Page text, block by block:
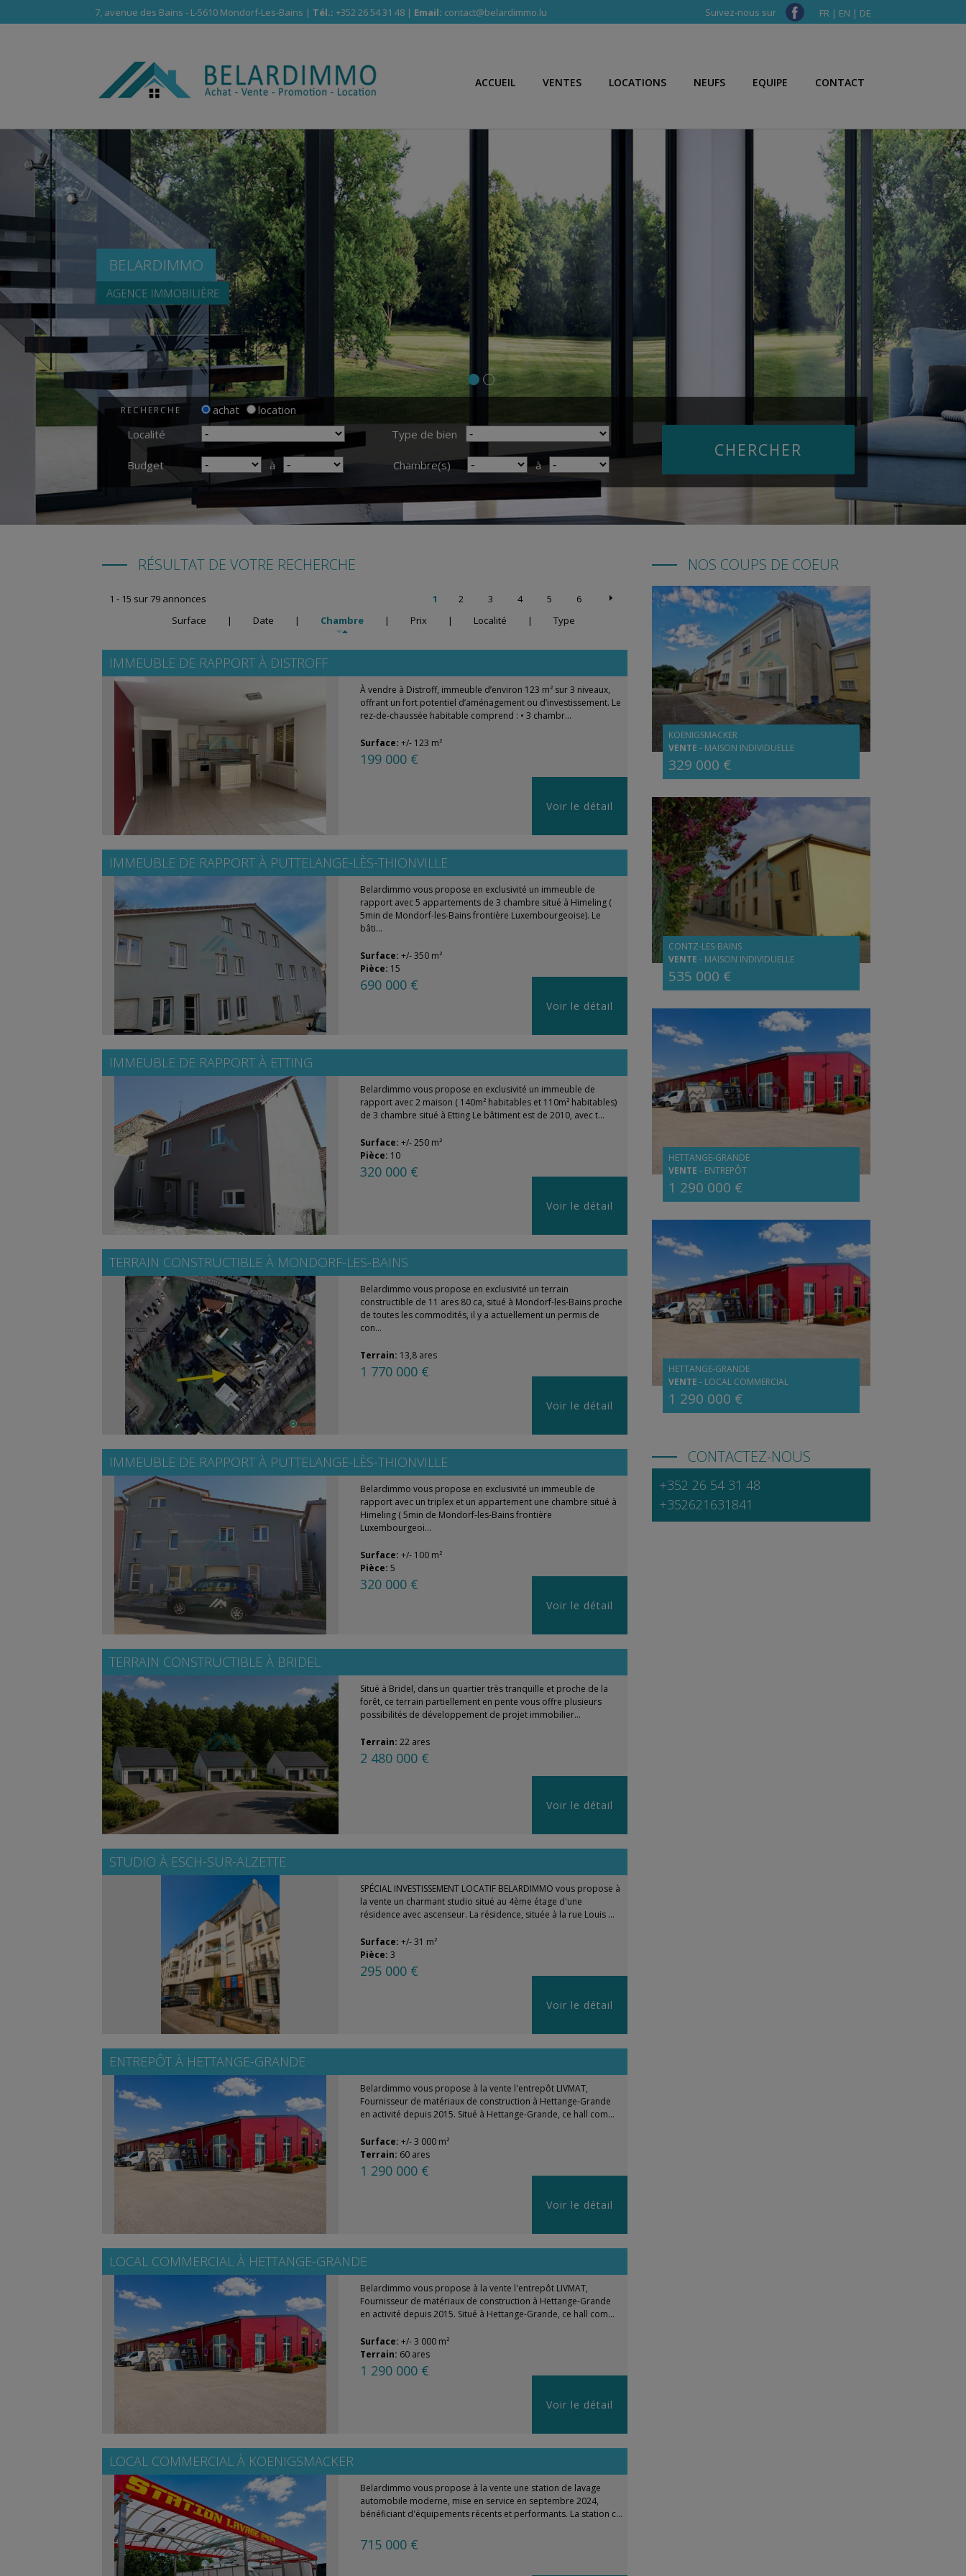
7, avenue des Bains - L-5610 Mondorf-Les-Bains | Tél.: +352 26 54 31 48 | Email: contact@belardimmo.lu Suivez-nous sur FR | EN | DE
ACCUEIL VENTES LOCATIONS NEUFS EQUIPE CONTACT
BELARDIMMO
AGENCE IMMOBILIÈRE
RECHERCHE achat
location
Localité
Type de bien
Budget à Chambre(s) à
RÉSULTAT DE VOTRE RECHERCHE
1 - 15 sur 79 annonces 1 2 3 4 5
6
Surface
| Date | Chambre | Prix | Localité | Type
IMMEUBLE DE RAPPORT À DISTROFF
À vendre à Distroff, immeuble d’environ 123 m² sur 3 niveaux,
offrant un fort potentiel d’aménagement ou d’investissement. Le
rez-de-chaussée habitable comprend : • 3 chambr...
Surface: +/- 123 m²
199 000 €
Voir le détail
IMMEUBLE DE RAPPORT À PUTTELANGE-LÈS-THIONVILLE
Belardimmo vous propose en exclusivité un immeuble de
rapport avec 5 appartements de 3 chambre situé à Himeling (
5min de Mondorf-les-Bains frontière Luxembourgeoise). Le
bâti...
Surface: +/- 350 m²
Pièce: 15
690 000 €
Voir le détail
IMMEUBLE DE RAPPORT À ETTING
Belardimmo vous propose en exclusivité un immeuble de
rapport avec 2 maison ( 140m² habitables et 110m² habitables)
de 3 chambre situé à Etting Le bâtiment est de 2010, avec t...
Surface: +/- 250 m²
Pièce: 10
320 000 €
Voir le détail
TERRAIN CONSTRUCTIBLE À MONDORF-LES-BAINS
Belardimmo vous propose en exclusivité un terrain
constructible de 11 ares 80 ca, situé à Mondorf-les-Bains proche
de toutes les commodités, il y a actuellement un permis de
con...
Terrain: 13,8 ares
1 770 000 €
Voir le détail
IMMEUBLE DE RAPPORT À PUTTELANGE-LÈS-THIONVILLE
Belardimmo vous propose en exclusivité un immeuble de
rapport avec un triplex et un appartement une chambre situé à
Himeling ( 5min de Mondorf-les-Bains frontière
Luxembourgeoi...
Surface: +/- 100 m²
Pièce: 5
320 000 €
Voir le détail
TERRAIN CONSTRUCTIBLE À BRIDEL
Situé à Bridel, dans un quartier très tranquille et proche de la
forêt, ce terrain partiellement en pente vous offre plusieurs
possibilités de développement de projet immobilier...
Terrain: 22 ares
2 480 000 €
Voir le détail
STUDIO À ESCH-SUR-ALZETTE
SPÉCIAL INVESTISSEMENT LOCATIF BELARDIMMO vous propose à
la vente un charmant studio situé au 4ème étage d'une
résidence avec ascenseur. La résidence, située à la rue Louis ...
Surface: +/- 31 m²
Pièce: 3
295 000 €
Voir le détail
ENTREPÔT À HETTANGE-GRANDE
Belardimmo vous propose à la vente l'entrepôt LIVMAT,
Fournisseur de matériaux de construction à Hettange-Grande
en activité depuis 2015. Situé à Hettange-Grande, ce hall com...
Surface: +/- 3 000 m²
Terrain: 60 ares
1 290 000 €
Voir le détail
LOCAL COMMERCIAL À HETTANGE-GRANDE
Belardimmo vous propose à la vente l'entrepôt LIVMAT,
Fournisseur de matériaux de construction à Hettange-Grande
en activité depuis 2015. Situé à Hettange-Grande, ce hall com...
Surface: +/- 3 000 m²
Terrain: 60 ares
1 290 000 €
Voir le détail
LOCAL COMMERCIAL À KOENIGSMACKER
Belardimmo vous propose à la vente une station de lavage
automobile moderne, mise en service en septembre 2024,
bénéficiant d'équipements récents et performants. La station c...
715 000 €
NOS COUPS DE COEUR
KOENIGSMACKER
VENTE - MAISON INDIVIDUELLE
329 000 €
CONTZ-LES-BAINS
VENTE - MAISON INDIVIDUELLE
535 000 €
HETTANGE-GRANDE
VENTE - ENTREPÔT
1 290 000 €
HETTANGE-GRANDE
VENTE - LOCAL COMMERCIAL
1 290 000 €
CONTACTEZ-NOUS
+352 26 54 31 48
+352621631841